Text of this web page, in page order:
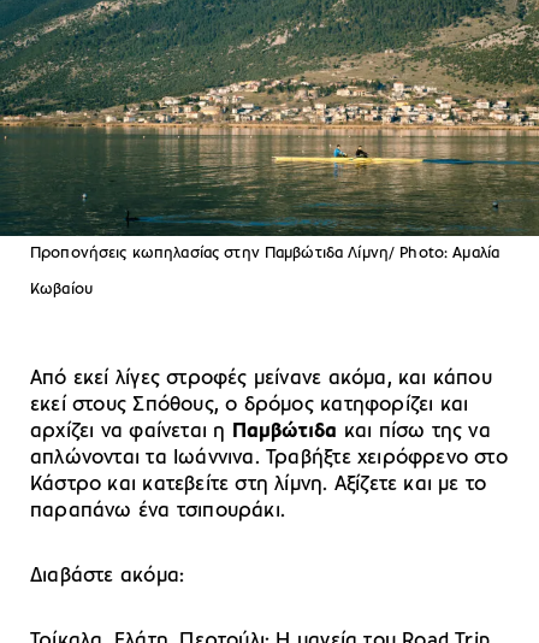
Προπονήσεις κωπηλασίας στην Παμβώτιδα Λίμνη/ Photo: Αμαλία
Κωβαίου
Από εκεί λίγες στροφές μείνανε ακόμα, και κάπου
εκεί στους Σπόθους, ο δρόμος κατηφορίζει και
αρχίζει να φαίνεται η Παμβώτιδα και πίσω της να
απλώνονται τα Ιωάννινα. Τραβήξτε χειρόφρενο στο
Κάστρο και κατεβείτε στη λίμνη. Αξίζετε και με το
παραπάνω ένα τσιπουράκι.
Διαβάστε ακόμα: